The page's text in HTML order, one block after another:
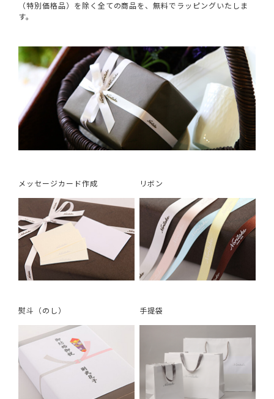
（特別価格品）を除く全ての商品を、無料でラッピングいたしま
す。
メッセージカード作成 リボン
熨斗（のし） 手提袋